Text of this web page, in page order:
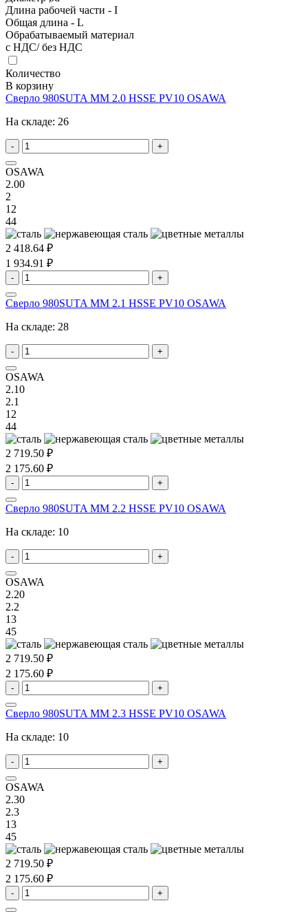
Длина рабочей части - I
Общая длина - L
Обрабатываемый материал
с НДС/ без НДС
Количество
В корзину
Сверло 980SUTA MM 2.0 HSSE PV10 OSAWA
На складе: 26
- +
OSAWA
2.00
2
12
44
2 418.64 ₽
1 934.91 ₽
- +
Сверло 980SUTA MM 2.1 HSSE PV10 OSAWA
На складе: 28
- +
OSAWA
2.10
2.1
12
44
2 719.50 ₽
2 175.60 ₽
- +
Сверло 980SUTA MM 2.2 HSSE PV10 OSAWA
На складе: 10
- +
OSAWA
2.20
2.2
13
45
2 719.50 ₽
2 175.60 ₽
- +
Сверло 980SUTA MM 2.3 HSSE PV10 OSAWA
На складе: 10
- +
OSAWA
2.30
2.3
13
45
2 719.50 ₽
2 175.60 ₽
- +